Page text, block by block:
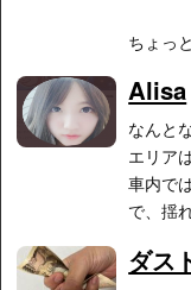
ちょっ
Alisa
なんと
エリア
車内で
で、揺
ダス